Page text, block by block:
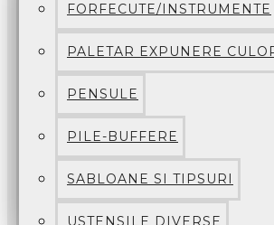
FORFECUTE/INSTRUMENTE
PALETAR EXPUNERE
PENSULE
PILE-BUFFERE
SABLOANE SI TIPSURI
USTENSILE DIVERSE